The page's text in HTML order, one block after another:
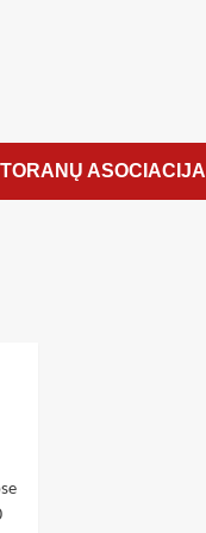
ASOCIACIJA